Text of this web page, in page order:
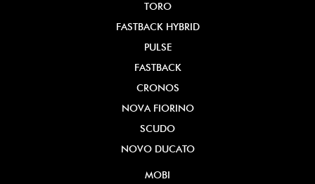
TORO
FASTBACK HYBRID
PULSE
FASTBACK
CRONOS
NOVA FIORINO
SCUDO
NOVO DUCATO
MOBI